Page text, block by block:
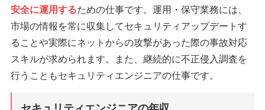
安全に運用するための仕事です。運用・保守業務には、
市場の情報を常に収集してセキュリティアップデートす
ることや実際にネットからの攻撃があった際の事故対応
スキルが求められます。また、継続的に不正侵入調査を
行うこともセキュリティエンジニアの仕事です。